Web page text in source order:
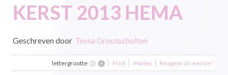
KERST 2013 HEMA
Geschreven door Tessa Grootscholten
lettergrootte Print Mailen Reageer als eerste!